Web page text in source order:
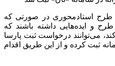
طرح استادمحوری در صورتی که
و ایده‌هایی داشته باشند که
می‌توانند درخواست ثبت پارسا
ثبت کرده و از این طریق اقدام